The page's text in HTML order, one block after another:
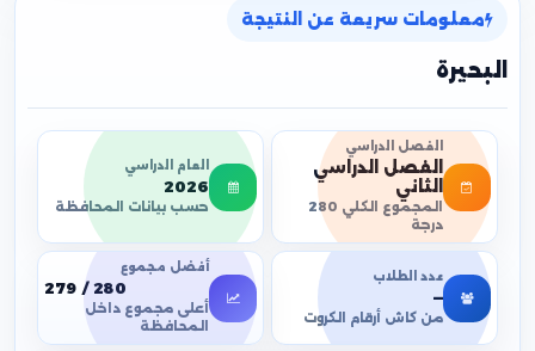
معلومات سريعة عن النتيجة
البحيرة
الفصل الدراسي
الفصل الدراسي
الثاني
المجموع الكلي 280
درجة
العام الدراسي
2026
حسب بيانات المحافظة
عدد الطلاب
—
من كاش أرقام الكروت
أفضل مجموع
279 / 280
أعلى مجموع داخل
المحافظة